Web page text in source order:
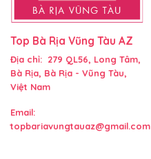
Top Bà Rịa Vũng Tàu AZ
Địa chỉ: 279 QL56, Long Tâm,
Bà Rịa, Bà Rịa - Vũng Tàu,
Việt Nam
Email:
topbariavungtauaz@gmail.com